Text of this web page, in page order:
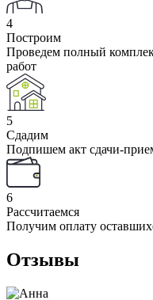
4
Построим
Проведем полный
работ
5
Сдадим
Подпишем акт сдачи-
6
Рассчитаемся
Получим оплату
Отзывы